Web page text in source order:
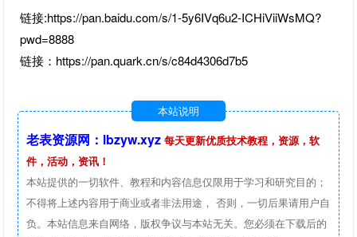
链接:https://pan.baidu.com/s/1-5y6IVq6u2-ICHiViiWsMQ?
pwd=8888
链接：https://pan.quark.cn/s/c84d4306d7b5
本站说明
老表资源网：lbzyw.xyz 每天更新优质技术教程，资源，软
件，活动，资讯！
本站提供的一切软件、教程和内容信息仅限用于学习和研究目的；
不得将上述内容用于商业或者非法用途， 否则，一切后果请用户自
负。本站信息来自网络，版权争议与本站无关。您必须在下载后的